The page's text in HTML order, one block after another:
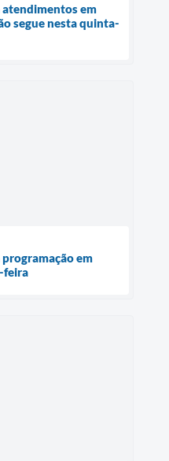
atendimentos em
segue nesta quinta-
em
feira